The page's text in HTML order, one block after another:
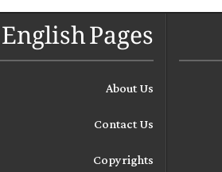
English Pages
About Us
Contact Us
Copyrights